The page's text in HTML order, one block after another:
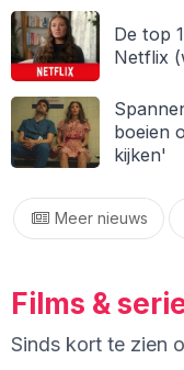
De top
Netflix
boeien
kijken'
Meer nieuws
Films &
Sinds kort te zien